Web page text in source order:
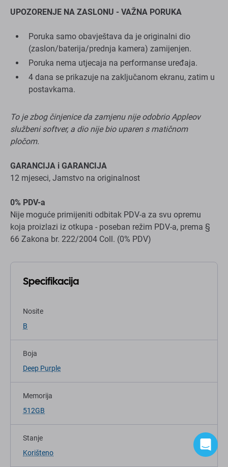
službeni softver, a dio nije bio uparen s matičnom
pločom.
GARANCIJA i GARANCIJA
12 mjeseci, Jamstvo na originalnost
Nije moguće primijeniti odbitak PDV-a za svu opremu
koja proizlazi iz otkupa - poseban režim PDV-a, prema §
66 Zakona br. 222/2004 Coll. (0% PDV)
Nosite
Boja
Deep Purple
Korišteno
Apple iPhone 14 Pro Max